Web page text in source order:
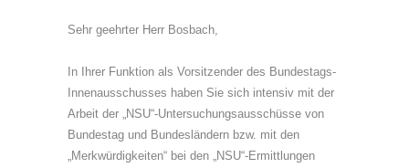
Sehr geehrter Herr Bosbach,
In Ihrer Funktion als Vorsitzender des Bundestags-
Innenausschusses haben Sie sich intensiv mit der
Arbeit der „NSU“-Untersuchungsausschüsse von
Bundestag und Bundesländern bzw. mit den
„Merkwürdigkeiten“ bei den „NSU“-Ermittlungen